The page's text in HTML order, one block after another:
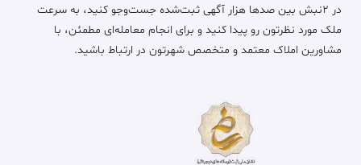
در ۲نبش بین صدها هزار آگهی ثبت‌شده جست‌وجو کنید، به سرعت
ملک مورد نظرتون رو پیدا کنید و برای انجام معامله‌ای مطمئن، با
مشاورین املاک معتمد و متخصص شهرتون در ارتباط باشید.